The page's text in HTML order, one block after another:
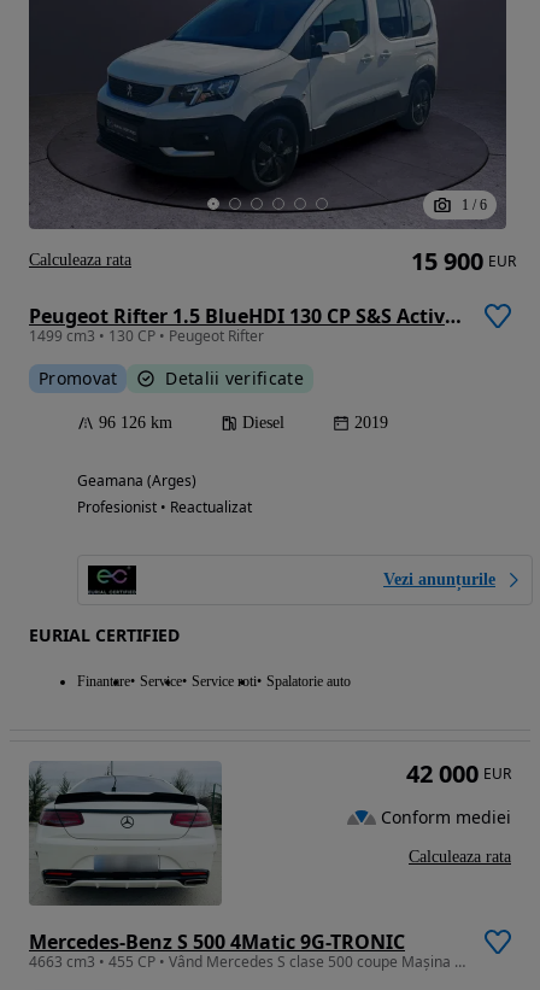
1 / 6
Peugeot Rifter 1.5 BlueHDI 130 CP S&S Active Pack
1499 cm3 • 130 CP • Peugeot Rifter
Promovat Detalii verificate
96 126 km Diesel 2019
Geamana (Arges)
Profesionist • Reactualizat
Vezi anunțurile
EURIAL CERTIFIED
Finantare Service Service roti Spalatorie auto
15 900 EUR
Calculeaza rata
Mercedes-Benz S 500 4Matic 9G-TRONIC
4663 cm3 • 455 CP • Vând Mercedes S clase 500 coupe Mașina se prezintă super tehnic și es
42 000 EUR
Conform mediei
Calculeaza rata